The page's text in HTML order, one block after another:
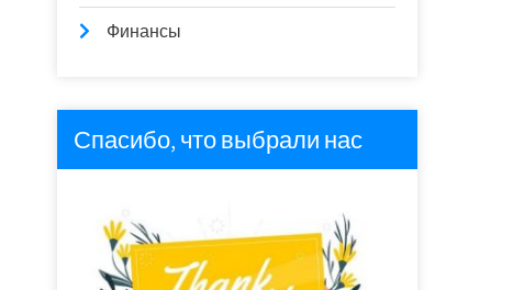
Финансы
Спасибо, что выбрали нас